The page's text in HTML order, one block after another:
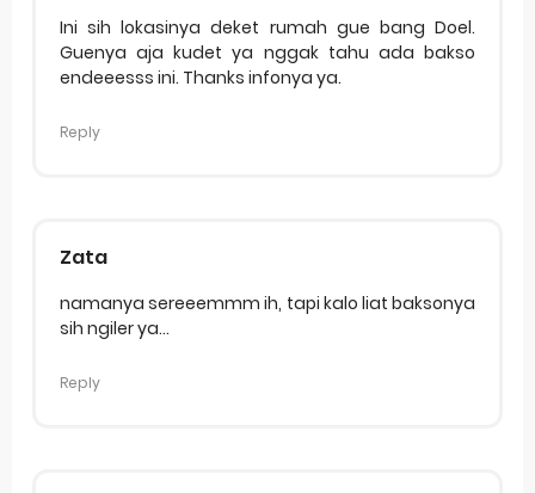
Ini sih lokasinya deket rumah gue bang Doel.
Guenya aja kudet ya nggak tahu ada bakso
endeeesss ini. Thanks infonya ya.
Reply
Zata
namanya sereeemmm ih, tapi kalo liat baksonya
sih ngiler ya...
Reply